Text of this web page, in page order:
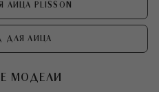
PLISSON
ДЛЯ ЛИЦА
МОДЕЛИ